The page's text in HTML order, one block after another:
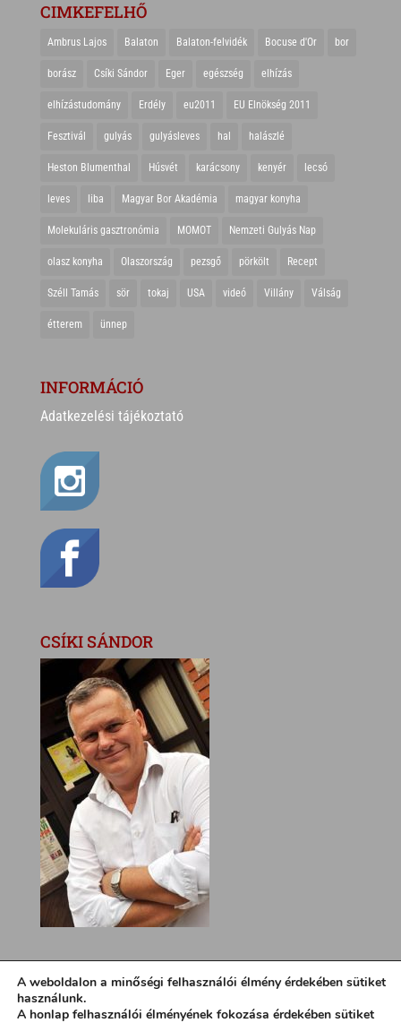
CIMKEFELHŐ
Ambrus Lajos Balaton Balaton-felvidék Bocuse d'Or bor
borász Csíki Sándor Eger egészség elhízás
elhízástudomány Erdély eu2011 EU Elnökség 2011
Fesztivál gulyás gulyásleves hal halászlé
Heston Blumenthal Húsvét karácsony kenyér lecsó
leves liba Magyar Bor Akadémia magyar konyha
Molekuláris gasztronómia MOMOT Nemzeti Gulyás Nap
olasz konyha Olaszország pezsgő pörkölt Recept
Széll Tamás sör tokaj USA videó Villány Válság
étterem ünnep
INFORMÁCIÓ
Adatkezelési tájékoztató
CSÍKI SÁNDOR
A weboldalon a minőségi felhasználói élmény érdekében sütiket
használunk.
A honlap felhasználói élményének fokozása érdekében sütiket